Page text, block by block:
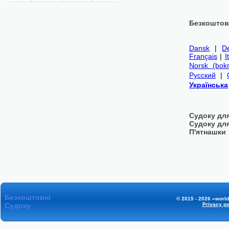
Dansk |
Français |
Norsk
Русский |
Українська
Судоку
Судоку
П'ятнашки
Безкоштовні
Судоку
© 2015 - 2026
Privacy